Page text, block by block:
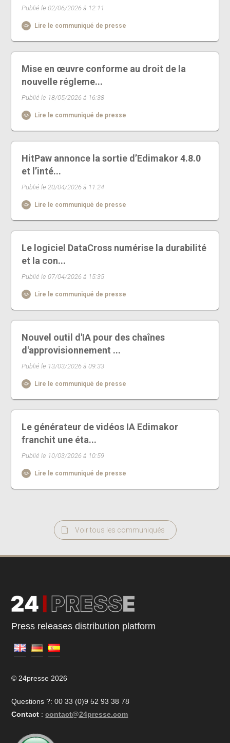
Publié le 02/06/2026 à 12:11
Lire le communiqué de presse
Mise en œuvre conforme au droit de la
nouvelle régleme...
Publié le 18/05/2026 à 16:38
Lire le communiqué de presse
HitPaw annonce la sortie d’Edimakor 4.8.0
et l’inté...
Publié le 20/04/2026 à 11:24
Lire le communiqué de presse
Le logiciel DataCross numérise la durabilité
et la con...
Publié le 07/04/2026 à 15:35
Lire le communiqué de presse
Nouvel outil d'IA pour des chaînes
d'approvisionnement ...
Publié le 13/03/2026 à 09:33
Lire le communiqué de presse
Le générateur de vidéos IA Edimakor
franchit une éta...
Publié le 10/03/2026 à 10:59
Lire le communiqué de presse
Voir tous les communiqués
Press releases distribution platform
© 24presse 2026
Questions ?: 00 33 (0)9 52 93 38 78
Contact : contact@24presse.com